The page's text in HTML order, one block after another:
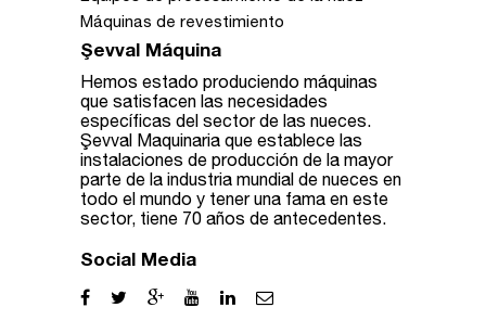
Máquinas de revestimiento
Şevval Máquina
Hemos estado produciendo máquinas
que satisfacen las necesidades
específicas del sector de las nueces.
Şevval Maquinaria que establece las
instalaciones de producción de la mayor
parte de la industria mundial de nueces en
todo el mundo y tener una fama en este
sector, tiene 70 años de antecedentes.
Social Media